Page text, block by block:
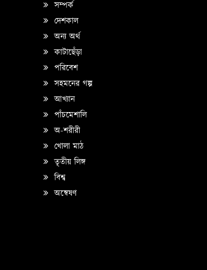
সম্পর্ক
দেশকাল
অন্য অর্থ
কাটাছেঁড়া
পরিবেশ
সহমনের গল্প
আখ্যান
পাঁচমেশালি
অ-শরীরী
খোলা মাঠ
তৃতীয় লিঙ্গ
বিশ্ব
অন্বেষণ